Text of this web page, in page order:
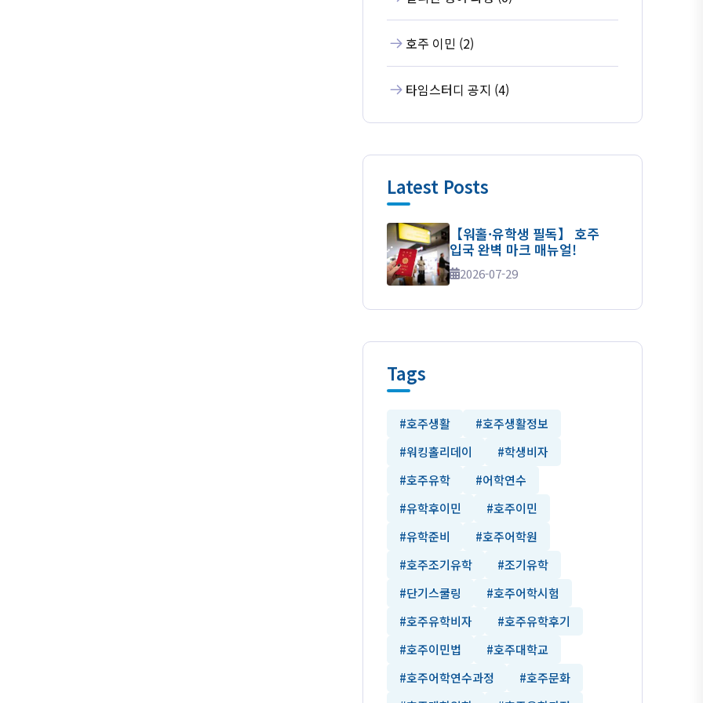
호주 이민 (2)
타임스터디 공지 (4)
Latest Posts
【워홀·유학생 필독】 호주
입국 완벽 마크 매뉴얼!
2026-07-29
Tags
#호주생활
#호주생활정보
#워킹홀리데이
#학생비자
#호주유학
#어학연수
#유학후이민
#호주이민
#유학준비
#호주어학원
#호주조기유학
#조기유학
#단기스쿨링
#호주어학시험
#호주유학비자
#호주유학후기
#호주이민법
#호주대학교
#호주어학연수과정
#호주문화